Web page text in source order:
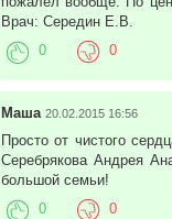
Врач: Середин Е.В.
0
0
Маша 20.02.2015 16:56
Просто от чистого
Серебрякова Андрея
большой семьи!
0
0